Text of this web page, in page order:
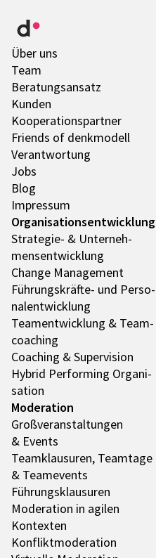
Über uns
Team
Bera­tungs­an­satz
Kunden
Koope­ra­ti­ons­part­ner
Friends of denk­mo­dell
Verant­wor­tung
Jobs
Blog
Impres­sum
Orga­ni­sa­ti­ons­ent­wick­lung
Stra­te­gie- & Unter­neh­
mens­ent­wick­lung
Change Manage­ment
Führungs­­­kräfte- und Perso­
nal­ent­wick­lung
Team­ent­wick­lung & Team­
coa­ching
Coaching & Super­vi­sion
Hybrid Performing Orga­ni­
sa­tion
Mode­ra­tion
Groß­ver­an­stal­tun­gen
& Events
Team­klau­su­ren, Team­tage
& Team­e­vents
Führungs­klau­su­ren
Mode­ra­tion in agilen
Kontex­ten
Konflikt­mo­de­ra­tion